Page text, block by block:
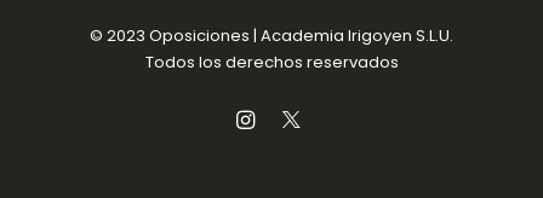
© 2023 Oposiciones | Academia Irigoyen S.L.U.
Todos los derechos reservados